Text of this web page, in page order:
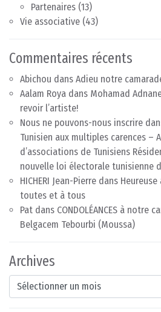
Partenaires (13)
Vie associative (43)
Commentaires récents
Abichou dans Adieu notre
Aalam Roya dans Mohamad
revoir l’artiste!
Nous ne pouvons-nous inscrire
Tunisien aux multiples carences –
d’associations de Tunisiens
nouvelle loi électorale tunisienne
HICHERI Jean-Pierre dans Heureuse
toutes et à tous
Pat dans CONDOLÉANCES à notre
Belgacem Tebourbi (Moussa)
Archives
Archives